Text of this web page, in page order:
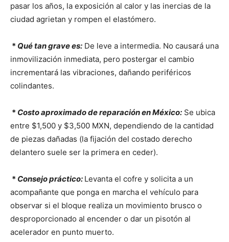
pasar los años, la exposición al calor y las inercias de la
ciudad agrietan y rompen el elastómero.
* Qué tan grave es: De leve a intermedia. No causará una
inmovilización inmediata, pero postergar el cambio
incrementará las vibraciones, dañando periféricos
colindantes.
* Costo aproximado de reparación en México: Se ubica
entre $1,500 y $3,500 MXN, dependiendo de la cantidad
de piezas dañadas (la fijación del costado derecho
delantero suele ser la primera en ceder).
* Consejo práctico: Levanta el cofre y solicita a un
acompañante que ponga en marcha el vehículo para
observar si el bloque realiza un movimiento brusco o
desproporcionado al encender o dar un pisotón al
acelerador en punto muerto.